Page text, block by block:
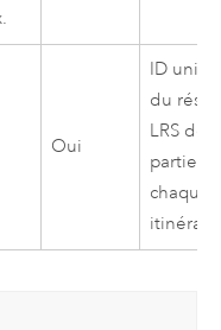
Oui
ID
du
LRS
partie
chaque